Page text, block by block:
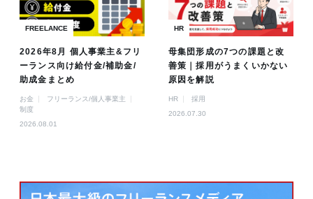
FREELANCE
2026年8月 個人事業主&フリ
ーランス向け給付金/補助金/
助成金まとめ
お金
フリーランス/個人事業主
制度
2026.08.01
HR
母集団形成の7つの課題と改
善策｜採用がうまくいかない
原因を解説
HR
採用
2026.07.30